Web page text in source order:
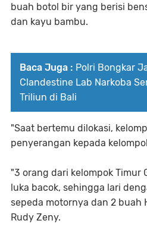
buah botol bir yang berisi
dan kayu bambu.
Baca Juga : Polri Bongkar
Clandestine Lab Narkoba
Triliun di Bali
"Saat bertemu dilokasi,
penyerangan kepada
"3 orang dari kelompok Timur
luka bacok, sehingga lari
sepeda motornya dan 2 buah
Rudy Zeny.